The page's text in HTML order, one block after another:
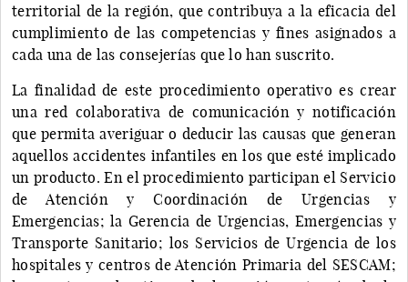
territorial de la región, que contribuya a la eficacia del
cumplimiento de las competencias y fines asignados a
cada una de las consejerías que lo han suscrito.
La finalidad de este procedimiento operativo es crear
una red colaborativa de comunicación y notificación
que permita averiguar o deducir las causas que generan
aquellos accidentes infantiles en los que esté implicado
un producto. En el procedimiento participan el Servicio
de Atención y Coordinación de Urgencias y
Emergencias; la Gerencia de Urgencias, Emergencias y
Transporte Sanitario; los Servicios de Urgencia de los
hospitales y centros de Atención Primaria del SESCAM;